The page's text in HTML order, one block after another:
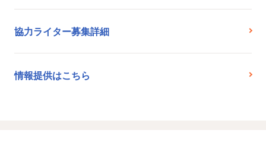
協力ライター募集詳細
情報提供はこちら